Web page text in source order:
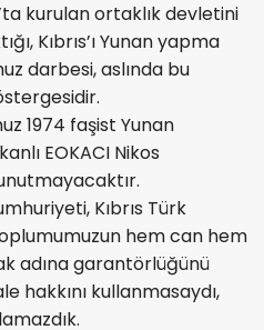
kurulan ortaklık devletini
Kıbrıs’ı Yunan yapma
darbesi, aslında bu
1974 faşist Yunan
EOKACI Nikos
Kıbrıs Türk
toplumumuzun hem can hem
adına garantörlüğünü
hakkını kullanmasaydı,